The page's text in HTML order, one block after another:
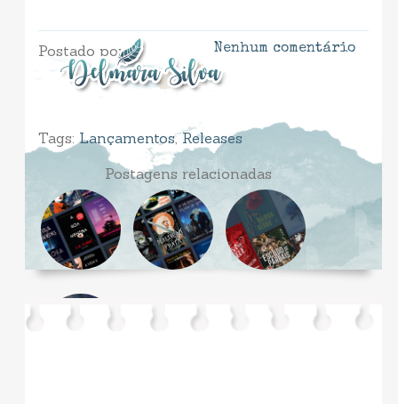
Postado por Nenhum comentário
Tags:Lançamentos,Releases
Postagens relacionadas